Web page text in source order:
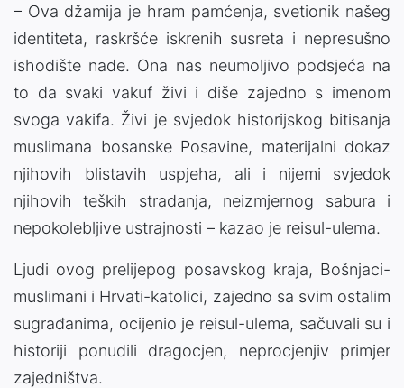
– Ova džamija je hram pamćenja, svetionik našeg
identiteta, raskršće iskrenih susreta i nepresušno
ishodište nade. Ona nas neumoljivo podsjeća na
to da svaki vakuf živi i diše zajedno s imenom
svoga vakifa. Živi je svjedok historijskog bitisanja
muslimana bosanske Posavine, materijalni dokaz
njihovih blistavih uspjeha, ali i nijemi svjedok
njihovih teških stradanja, neizmjernog sabura i
nepokolebljive ustrajnosti – kazao je reisul-ulema.
Ljudi ovog prelijepog posavskog kraja, Bošnjaci-
muslimani i Hrvati-katolici, zajedno sa svim ostalim
sugrađanima, ocijenio je reisul-ulema, sačuvali su i
historiji ponudili dragocjen, neprocjenjiv primjer
zajedništva.